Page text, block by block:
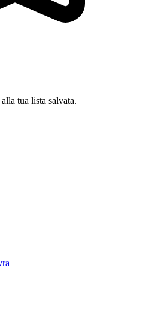
tua lista salvata.